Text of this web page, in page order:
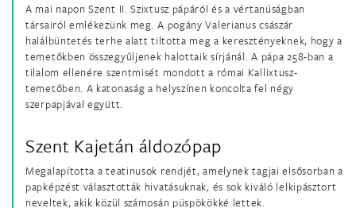
A mai napon Szent II. Szixtusz pápáról és a vértanúságban
társairól emlékezünk meg. A pogány Valerianus császár
halálbüntetés terhe alatt tiltotta meg a keresztényeknek, hogy a
temetőkben összegyűljenek halottaik sírjánál. A pápa 258-ban a
tilalom ellenére szentmisét mondott a római Kallixtusz-
temetőben. A katonaság a helyszínen koncolta fel négy
szerpapjával együtt.
Szent Kajetán áldozópap
Megalapította a teatinusok rendjét, amelynek tagjai elsősorban a
papképzést választották hivatásuknak, és sok kiváló lelkipásztort
neveltek, akik közül számosán püspökökké lettek.